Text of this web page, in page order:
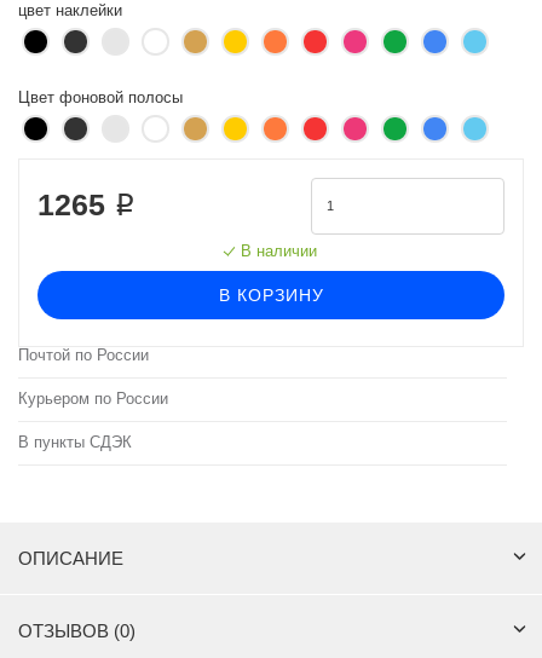
цвет наклейки
Цвет фоновой полосы
1265 ₽
В наличии
В КОРЗИНУ
Почтой по России
Курьером по России
В пункты СДЭК
ОПИСАНИЕ
ОТЗЫВОВ (0)